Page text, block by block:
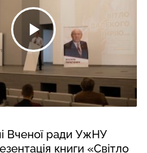
Вченої ради УжНУ
книги «Світло